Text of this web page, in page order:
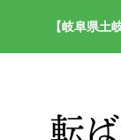
【岐阜県土